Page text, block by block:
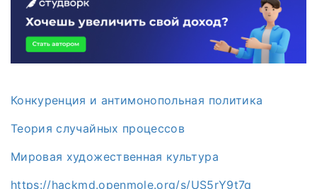
Конкуренция и антимонопольная политика
Теория случайных процессов
Мировая художественная культура
https://hackmd.openmole.org/s/US5rY9t7q